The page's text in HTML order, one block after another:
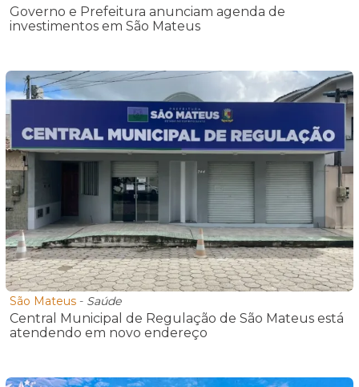
Governo e Prefeitura anunciam agenda de
investimentos em São Mateus
São Mateus - Saúde
Central Municipal de Regulação de São Mateus está
atendendo em novo endereço